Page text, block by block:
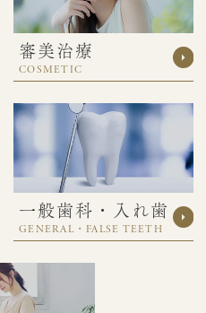
審美治療
COSMETIC
一般歯科・入れ歯
GENERAL・FALSE TEETH